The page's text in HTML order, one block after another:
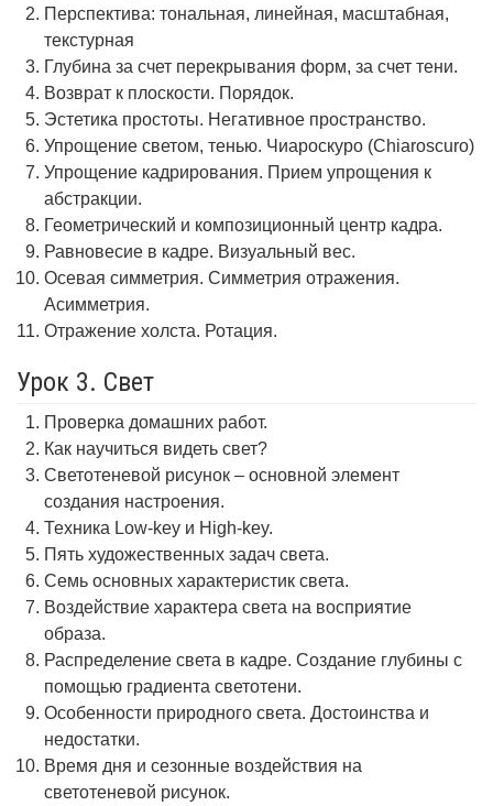
Перспектива: тональная, линейная, масштабная,
текстурная
Глубина за счет перекрывания форм, за счет тени.
Возврат к плоскости. Порядок.
Эстетика простоты. Негативное пространство.
Упрощение светом, тенью. Чиароскуро (Chiaroscuro)
Упрощение кадрирования. Прием упрощения к
абстракции.
Геометрический и композиционный центр кадра.
Равновесие в кадре. Визуальный вес.
Осевая симметрия. Симметрия отражения.
Асимметрия.
Отражение холста. Ротация.
Урок 3. Свет
Проверка домашних работ.
Как научиться видеть свет?
Светотеневой рисунок – основной элемент
создания настроения.
Техника Low-key и High-key.
Пять художественных задач света.
Семь основных характеристик света.
Воздействие характера света на восприятие
образа.
Распределение света в кадре. Создание глубины с
помощью градиента светотени.
Особенности природного света. Достоинства и
недостатки.
Время дня и сезонные воздействия на
светотеневой рисунок.